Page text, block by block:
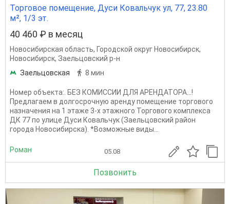
Торговое помещение, Дуси Ковальчук ул, 77, 23.80
м², 1/3 эт.
40 460 ₽ в месяц
Новосибирская область, Городской округ Новосибирск,
Новосибирск, Заельцовский р-н
Заельцовская
8 мин
Номер объекта:. БЕЗ КОМИССИИ ДЛЯ АРЕНДАТОРА...!
Предлагаем в долгосрочную аренду помещение торгового
назначения на 1 этаже 3-х этажного Торгового комплекса
ДК 77 по улице Дуси Ковальчук (Заельцовский район
города Новосибирска). *Возможные виды...
Роман 05.08
Позвонить